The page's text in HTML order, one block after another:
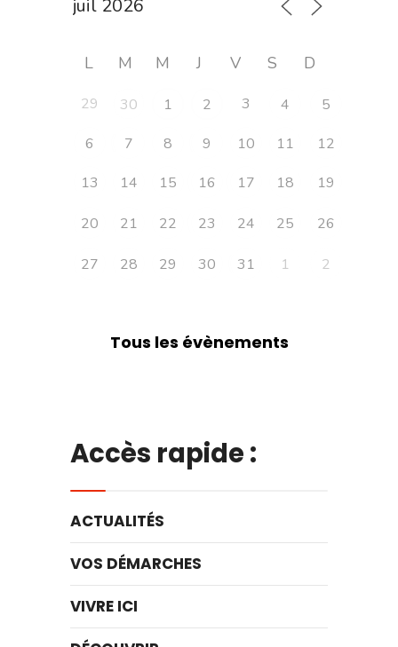
L M M J V S D
29 30 1 2 3 4
5
6
7 8 9 10 11
12
13
14 15 16 17 18 19
20 21 22 23 24 25 26
27 28 29 30 31 1 2
Tous les évènements
Accès rapide :
ACTUALITÉS
VOS DÉMARCHES
VIVRE ICI